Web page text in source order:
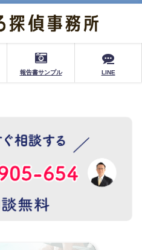
報告書サンプル LINE